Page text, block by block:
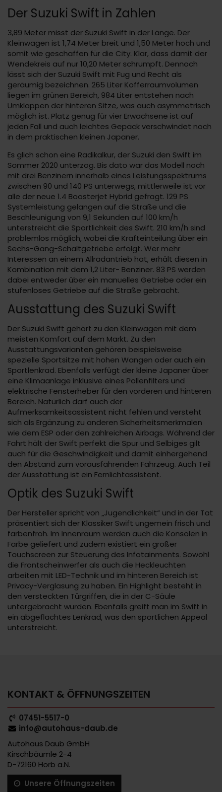
Der Suzuki Swift in Zahlen
3,89 Meter misst der Suzuki Swift in der Länge. Der
Kleinwagen ist 1,74 Meter breit und 1,50 Meter hoch und
somit wie geschaffen für die City. Klar, dass damit der
Wendekreis auf nur 10,20 Meter schrumpft. Dennoch
lässt sich der Suzuki Swift mit Fug und Recht als
geräumig bezeichnen. 265 Liter Kofferraumvolumen
liegen im grünen Bereich, 984 Liter entstehen nach
Umklappen der hinteren Sitze, was auch asymmetrisch
möglich ist. Platz genug für vier Erwachsene ist auf
jeden Fall und auch leichtes Gepäck verschwindet noch
in dem praktischen kleinen Japaner.
Es glich schon eine Radikalkur, der Suzuki den Swift im
Sommer 2020 unterzog. Bis dato war das Modell noch
mit drei Benzinern innerhalb eines Leistungsspektrums
zwischen 90 und 140 PS unterwegs, mittlerweile ist vor
alle der neue 1.4 Boosterjet Hybrid gefragt. 129 PS
Systemleistung gelangen auf die Straße und die
Beschleunigung von 9,1 Sekunden auf 100 km/h
unterstreicht die Sportlichkeit des Swift. 210 km/h sind
problemlos möglich, wobei die Krafteinteilung über ein
Sechs-Gang-Schaltgetriebe erfolgt. Wer mehr
Interessen an einem Allradantrieb hat, erhält diesen in
Kombination mit dem 1,2 Liter- Benziner. 83 PS werden
dabei entweder über ein manuelles Getriebe oder ein
stufenloses Getriebe auf die Straße gebracht.
Ausstattung des Suzuki Swift
Der Suzuki Swift gehört zu den Kleinwagen mit dem
meisten Komfort auf dem Markt. Zu den
Ausstattungsvarianten gehören beispielsweise
spezielle Sportsitze mit hohen Wangen oder auch ein
Sportlenkrad. Ebenfalls verfügt der kleine Japaner über
eine Klimaanlage inklusive eines Pollenfilters und
elektrische Fensterheber für den vorderen und hinteren
Bereich. Natürlich darf auch der
Aufmerksamkeitsassistent nicht fehlen und versteht
sich als Ergänzung zu anderen Sicherheitsmerkmalen
wie dem ESP oder den zahlreichen Airbags. Während der
Fahrt hält der Swift perfekt die Spur und Selbiges gilt
auch für die Geschwindigkeit und damit einhergehend
den Abstand zum vorausfahrenden Fahrzeug. Auch Teil
der Ausstattung ist ein Fernlichtassistent.
Optik des Suzuki Swift
Der Hersteller spricht von „Jugendlichkeit“ und in der Tat
präsentiert sich der Klassiker Swift ungemein frisch und
farbenfroh. Im Innenraum werden auch die Konsolen in
Farbe geliefert und zudem existiert ein großer
Touchscreen zur Steuerung des Infotainments. Sowohl
die Frontscheinwerfer als auch die Heckleuchten
arbeiten mit LED-Technik und im hinteren Bereich ist
Privacy-Verglasung zu haben. Ein Highlight besteht in
den versteckten Türgriffen, die in der C-Säule
untergebracht wurden. Ebenfalls greift man im Swift in
ein abgeflachtes Lenkrad, was den sportlichen Appeal
unterstreicht.
KONTAKT & ÖFFNUNGSZEITEN
07451-5517-0
info@autohaus-daub.de
Autohaus Daub GmbH
Kirschbäumle 2-4
D-72160 Horb a.N.
Unsere Öffnungszeiten